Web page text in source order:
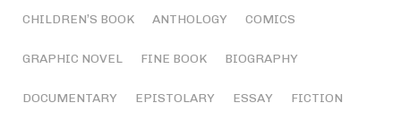
CHILDREN’S BOOK ANTHOLOGY COMICS
GRAPHIC NOVEL FINE BOOK BIOGRAPHY
DOCUMENTARY EPISTOLARY ESSAY FICTION